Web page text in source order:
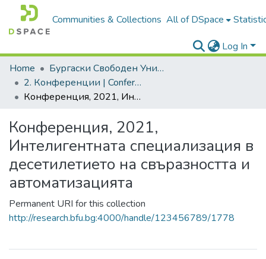
Communities & Collections All of DSpace
Log In
Home
Бургаски Свободен Университет | Burgas Free University
2. Конференции | Conferences
Конференция, 2021, Интелигентната специализация в десетилетието на свъразността и автоматизацията
Конференция, 2021,
Интелигентната специализация в
десетилетието на свъразността и
автоматизацията
Permanent URI for this collection
http://research.bfu.bg:4000/handle/123456789/1778